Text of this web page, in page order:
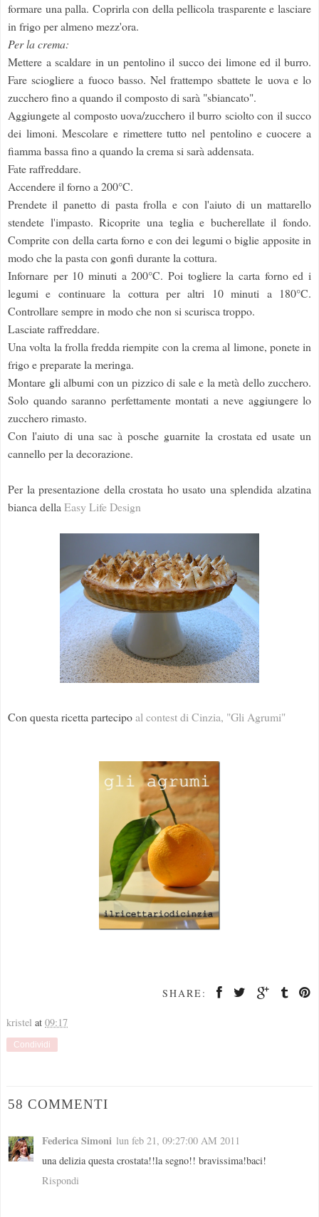
formare una palla. Coprirla con della pellicola trasparente e lasciare
in frigo per almeno mezz'ora.
Per la crema:
Mettere a scaldare in un pentolino il succo dei limone ed il burro.
Fare sciogliere a fuoco basso. Nel frattempo sbattete le uova e lo
zucchero fino a quando il composto di sarà "sbiancato".
Aggiungete al composto uova/zucchero il burro sciolto con il succo
dei limoni. Mescolare e rimettere tutto nel pentolino e cuocere a
fiamma bassa fino a quando la crema si sarà addensata.
Fate raffreddare.
Accendere il forno a 200°C.
Prendete il panetto di pasta frolla e con l'aiuto di un mattarello
stendete l'impasto. Ricoprite una teglia e bucherellate il fondo.
Comprite con della carta forno e con dei legumi o biglie apposite in
modo che la pasta con gonfi durante la cottura.
Infornare per 10 minuti a 200°C. Poi togliere la carta forno ed i
legumi e continuare la cottura per altri 10 minuti a 180°C.
Controllare sempre in modo che non si scurisca troppo.
Lasciate raffreddare.
Una volta la frolla fredda riempite con la crema al limone, ponete in
frigo e preparate la meringa.
Montare gli albumi con un pizzico di sale e la metà dello zucchero.
Solo quando saranno perfettamente montati a neve aggiungere lo
zucchero rimasto.
Con l'aiuto di una sac à posche guarnite la crostata ed usate un
cannello per la decorazione.
Per la presentazione della crostata ho usato una splendida alzatina
bianca dellaEasy Life Design
Con questa ricetta partecipoal contest di Cinzia, "Gli Agrumi"
SHARE:
kristel at 09:17
Condividi
58 COMMENTI
Federica Simoni lun feb 21, 09:27:00 AM 2011
una delizia questa crostata!!la segno!! bravissima!baci!
Rispondi